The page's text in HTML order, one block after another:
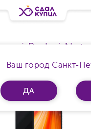
Ваш город Санкт-
ДА
Redmi
Ram 4Gb